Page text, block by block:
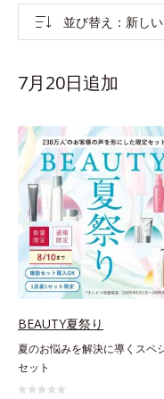
並び替え 新し
7月20日追加
BEAUTY夏祭り
夏のお悩みを解決に導くスペ
セット